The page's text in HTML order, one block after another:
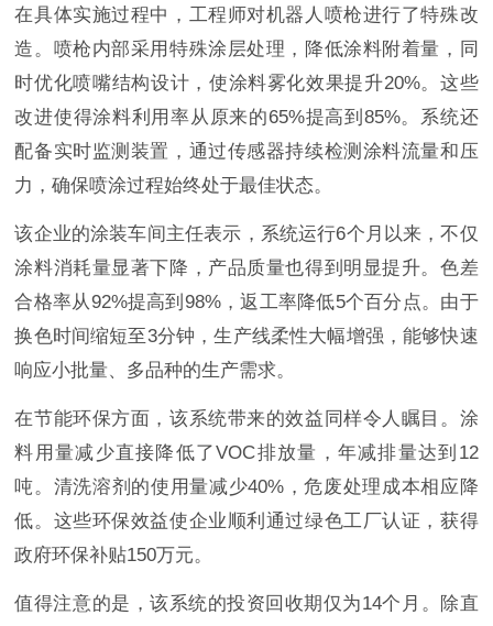
在具体实施过程中，工程师对机器人喷枪进行了特殊改
造。喷枪内部采用特殊涂层处理，降低涂料附着量，同
时优化喷嘴结构设计，使涂料雾化效果提升20%。这些
改进使得涂料利用率从原来的65%提高到85%。系统还
配备实时监测装置，通过传感器持续检测涂料流量和压
力，确保喷涂过程始终处于最佳状态。
该企业的涂装车间主任表示，系统运行6个月以来，不仅
涂料消耗量显著下降，产品质量也得到明显提升。色差
合格率从92%提高到98%，返工率降低5个百分点。由于
换色时间缩短至3分钟，生产线柔性大幅增强，能够快速
响应小批量、多品种的生产需求。
在节能环保方面，该系统带来的效益同样令人瞩目。涂
料用量减少直接降低了VOC排放量，年减排量达到12
吨。清洗溶剂的使用量减少40%，危废处理成本相应降
低。这些环保效益使企业顺利通过绿色工厂认证，获得
政府环保补贴150万元。
值得注意的是，该系统的投资回收期仅为14个月。除直